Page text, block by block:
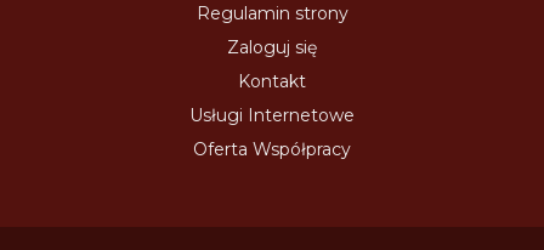
Regulamin strony
Zaloguj się
Kontakt
Usługi Internetowe
Oferta Współpracy